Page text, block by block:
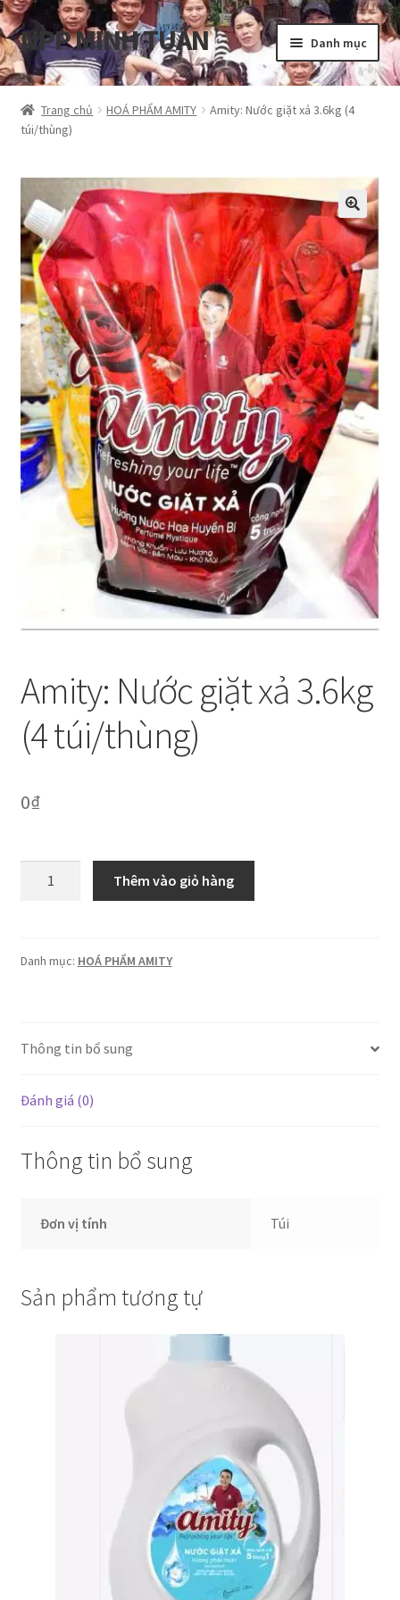
Đi
đến
Điều
hướng
Chuyển
đến
nội
dung
NPP MINH TUẤN Danh mục
Tổng quan
Blog
Cart
Hướng dẫn
My account
Privacy Policy
Shop
Thanh toán
Về chúng tôi
Yêu cầu xoá tài khoản
Trang chủ HOÁ PHẨM AMITY
Amity: Nước giặt xả 3.6kg (4
túi/thùng)
Amity: Nước giặt xả 3.6kg
(4 túi/thùng)
0₫
3.6kg
lượng
Thêm vào giỏ hàng
Danh mục: HOÁ PHẨM AMITY
Thông tin bổ sung
Đánh giá (0)
Thông tin bổ sung
Đơn vị tính Túi
Sản phẩm tương tự